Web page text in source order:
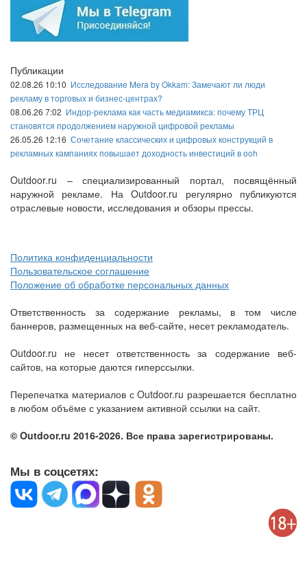
Публикации
02.08.26 10:10 Исследование Mera by Okkam: Замечают ли люди
рекламу в торговых и бизнес-центрах?
08.06.26 7:02 Индор-реклама как часть медиамикса: почему ТРЦ
становятся продолжением наружной цифровой рекламы
26.05.26 12:16 Сочетание классических и цифровых конструкций в
рекламных кампаниях повышает доходность инвестиций в ooh
Outdoor.ru – специализированный портал, посвящённый
наружной рекламе. На Outdoor.ru регулярно публикуются
отраслевые новости, исследования и обзоры прессы.
Политика конфиденциальности
Пользовательское соглашение
Положение об обработке персональных данных
Ответственность за содержание рекламы, в том числе
баннеров, размещенных на веб-сайте, несет рекламодатель.
Outdoor.ru не несет ответственность за содержание веб-
сайтов, на которые даются гиперссылки.
Перепечатка материалов с Outdoor.ru разрешается бесплатно
в любом объёме с указанием активной ссылки на сайт.
© Outdoor.ru 2016-2026. Все права зарегистрированы.
Мы в соцсетях: